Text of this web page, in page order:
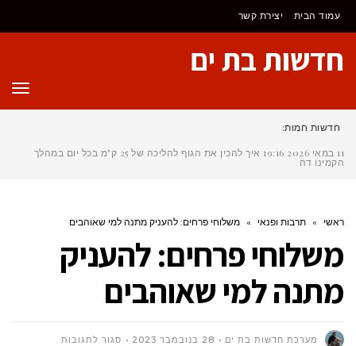
לתוכן
עמוד הבית יצירת קשר
חדשות בת ים
חדשות חמות:
11 במאי 2026
19:16 איך להכין את הגוף להליכה של 25 ק"מ בכל יום במהלך
הקמינו דה סנ
ראשי » תרבות ופנאי » משלוחי פרחים: להעניק מתנה למי שאוהבים
משלוחי פרחים: להעניק
מתנה למי שאוהבים
מערכת חדשות בת ים 28 בנובמבר 2023 סגור לתגובותעל